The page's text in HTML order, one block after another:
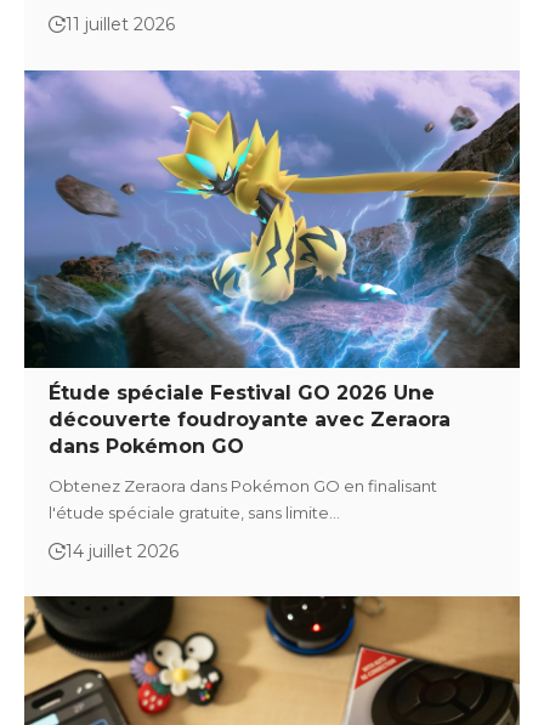
11 juillet 2026
Étude spéciale Festival GO 2026 Une
découverte foudroyante avec Zeraora
dans Pokémon GO
Obtenez Zeraora dans Pokémon GO en finalisant
l'étude spéciale gratuite, sans limite…
14 juillet 2026